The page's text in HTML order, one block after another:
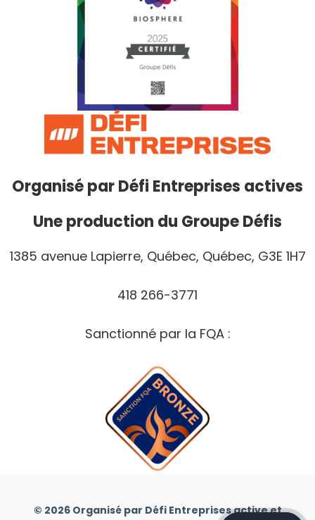
Organisé parDéfi Entreprises actives
Une production du Groupe Défis
1385 avenue Lapierre, Québec, Québec, G3E 1H7
418 266-3771
Sanctionné par la FQA :
© 2026 Organisé par Défi Entreprises active et